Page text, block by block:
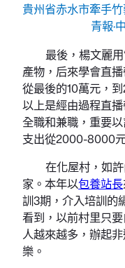
貴州省赤水市牽手
青報·
最後，楊文麗
產物，后來學會直
從最後的10萬元，
以上是經由過程直
全職和兼職，重要
支出從2000-8000
在化屋村，如
家。本年以包養站長
訓3期，介入培訓的
看到，以前村里只
人越來越多，辦起
樂。